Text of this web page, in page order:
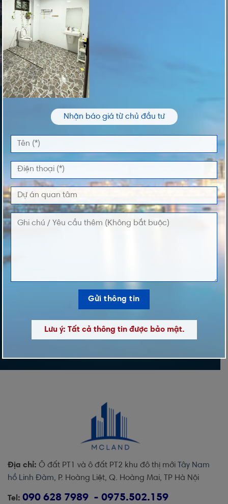
Vui lòng nhập thông tin của bạn để nhận thông
tin Giá và Giỏ Hàng độc quyền từ chúng tôi
TÊN *
ĐIỆN THOẠI *
LỜI NHẮN
Địa chỉ: Ô đất PT1 và ô đất PT2 khu đô thị mới
Tây Nam
hồ Linh Đàm, P. Hoàng Liệt, Q. Hoàng Mai, TP Hà Nội
Tel: 090 628 7989 - 0975.502.159
Nhận báo giá từ chủ đầu tư
Lưu ý: Tất cả thông tin được bảo mật.